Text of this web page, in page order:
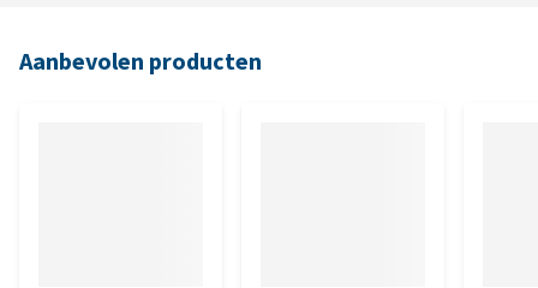
Aanbevolen producten